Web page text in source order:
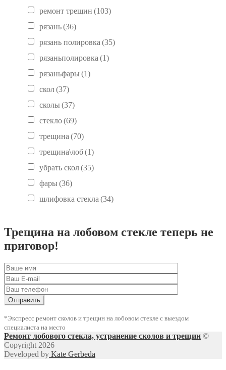
ремонт трещин (103)
рязань(36)
рязань полировка (35)
рязаньполировка (1)
рязаньфары (1)
скол(37)
сколы (37)
стекло(69)
трещина (70)
трещина\лоб(1)
убрать скол(35)
фары (36)
шлифовка стекла (34)
Трещина на лобовом стекле теперь не
приговор!
*Экспресс ремонт сколов и трещин на лобовом стекле с выездом
специалиста на место
Ремонт лобового стекла, устранение сколов и трещин ©
Copyright 2026
Developed by Kate Gerbeda